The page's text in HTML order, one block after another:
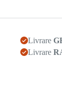
Livrare
Livrare